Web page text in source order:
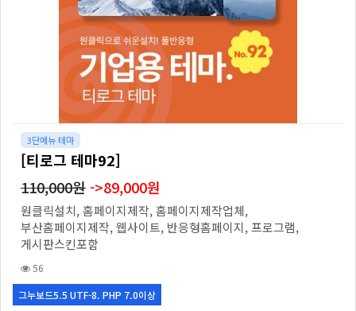
3단메뉴 테마
[티로그 테마92]
110,000원->89,000원
원클릭설치, 홈페이지제작, 홈페이지제작업체,
부산홈페이지제작, 웹사이트, 반응형홈페이지, 프로그램,
게시판스킨포함
56
그누보드5.5 UTF-8. PHP 7.0이상